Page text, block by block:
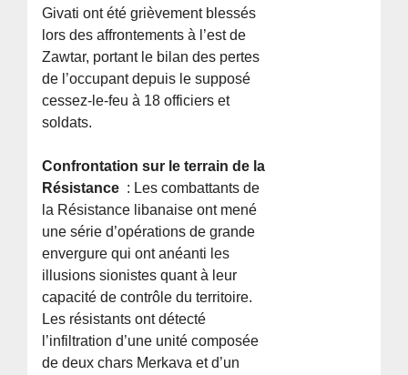
Givati ont été grièvement blessés
lors des affrontements à l’est de
Zawtar, portant le bilan des pertes
de l’occupant depuis le supposé
cessez-le-feu à 18 officiers et
soldats.
Confrontation sur le terrain de la
Résistance : Les combattants de
la Résistance libanaise ont mené
une série d’opérations de grande
envergure qui ont anéanti les
illusions sionistes quant à leur
capacité de contrôle du territoire.
Les résistants ont détecté
l’infiltration d’une unité composée
de deux chars Merkava et d’un